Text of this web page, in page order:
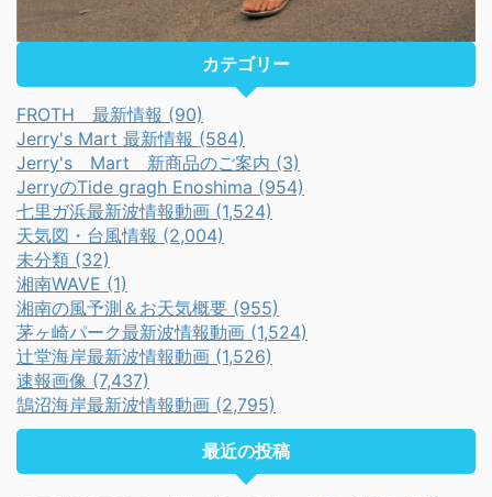
カテゴリー
FROTH 最新情報 (90)
Jerry's Mart 最新情報 (584)
Jerry's Mart 新商品のご案内 (3)
JerryのTide gragh Enoshima (954)
七里ガ浜最新波情報動画 (1,524)
天気図・台風情報 (2,004)
未分類 (32)
湘南WAVE (1)
湘南の風予測＆お天気概要 (955)
茅ヶ崎パーク最新波情報動画 (1,524)
辻堂海岸最新波情報動画 (1,526)
速報画像 (7,437)
鵠沼海岸最新波情報動画 (2,795)
最近の投稿